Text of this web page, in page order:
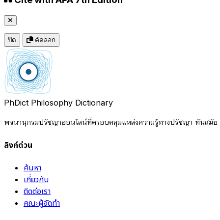
ปิด คัดลอก
PhDict Philosophy Dictionary
พจนานุกรมปรัชญาออนไลน์ที่ครอบคลุมแหล่งความรู้ทางปรัชญา ทันสมัย
ลิงก์ด่วน
ค้นหา
เกี่ยวกับ
ติดต่อเรา
คณะผู้จัดทำ